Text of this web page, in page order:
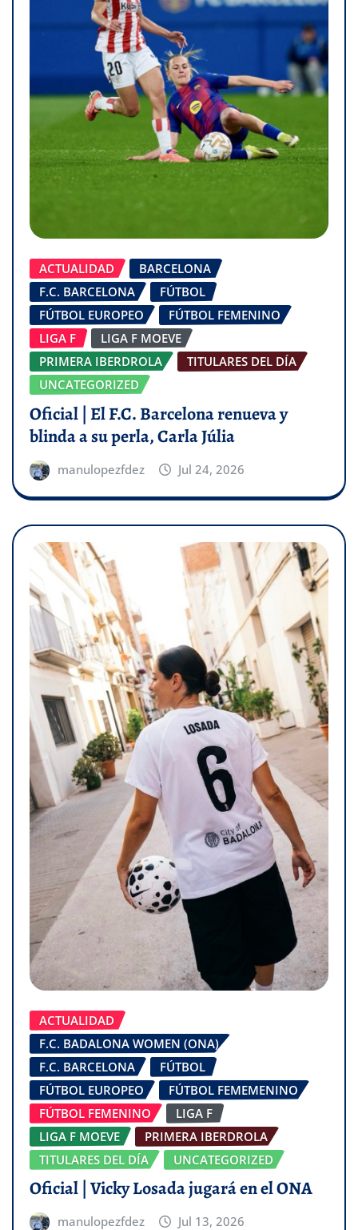
ACTUALIDAD
BARCELONA
F.C. BARCELONA
FÚTBOL
FÚTBOL EUROPEO
FÚTBOL FEMENINO
LIGA F
LIGA F MOEVE
PRIMERA IBERDROLA
TITULARES DEL DÍA
UNCATEGORIZED
Oficial | El F.C. Barcelona renueva y
blinda a su perla, Carla Júlia
manulopezfdez Jul 24, 2026
ACTUALIDAD
F.C. BADALONA WOMEN (ONA)
F.C. BARCELONA
FÚTBOL
FÚTBOL EUROPEO
FÚTBOL FEMEMENINO
FÚTBOL FEMENINO
LIGA F
LIGA F MOEVE
PRIMERA IBERDROLA
TITULARES DEL DÍA
UNCATEGORIZED
Oficial | Vicky Losada jugará en el ONA
manulopezfdez Jul 13, 2026